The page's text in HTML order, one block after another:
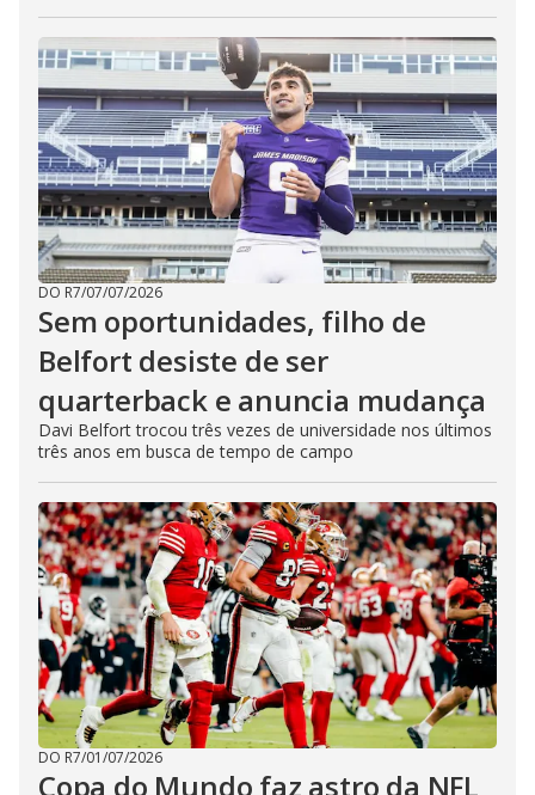
DO R7/07/07/2026
Sem oportunidades, filho de
Belfort desiste de ser
quarterback e anuncia mudança
Davi Belfort trocou três vezes de universidade nos últimos
três anos em busca de tempo de campo
DO R7/01/07/2026
Copa do Mundo faz astro da NFL